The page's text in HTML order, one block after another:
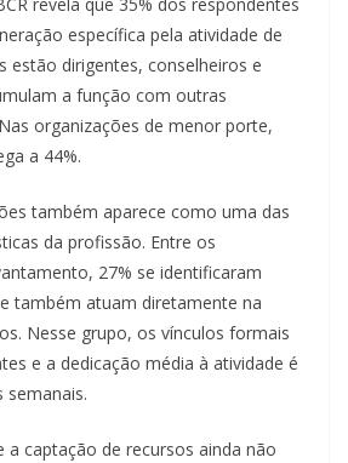
específica pela atividade de
estão dirigentes, conselheiros e
a função com outras
organizações de menor porte,
a 44%.
também aparece como uma das
da profissão. Entre os
27% se identificaram
também atuam diretamente na
Nesse grupo, os vínculos formais
e a dedicação média à atividade é
semanais.
a captação de recursos ainda não